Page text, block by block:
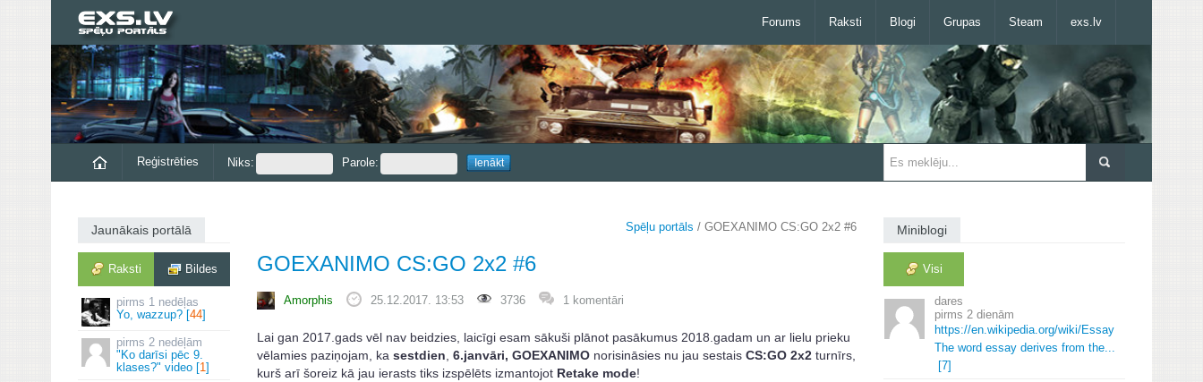
Forums Raksti Blogi Grupas Steam exs.lv
Reģistrēties Niks: Parole:
Jaunākais portālā
Raksti Bildes
1 nedēļas
Yo, wazzup? [44]
2 nedēļām
"Ko darīsi pēc 9.
klases?" video [1]
Spēļu portāls / GOEXANIMO CS:GO 2x2 #6
GOEXANIMO CS:GO 2x2 #6
Amorphis 25.12.2017. 13:53 3736 1 komentāri
Lai gan 2017.gads vēl nav beidzies, laicīgi esam sākuši plānot pasākumus 2018.gadam un ar lielu prieku
vēlamies paziņojam, ka sestdien 6.janvāri, GOEXANIMO norisināsies nu jau sestais CS:GO 2x2 turnīrs,
kurš arī šoreiz kā jau ierasts tiks izspēlēts izmantojot Retake mode!
Miniblogi
Visi
dares
2 dienām
https://en.wikipedia.org/wiki/Essay
The word essay derives from the...
[7]